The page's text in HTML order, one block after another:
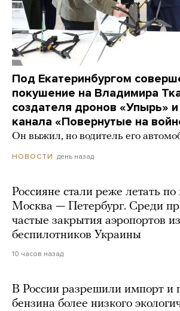
Под Екатеринбургом
покушение на Владимира
создателя дронов «Упырь»
канала «Повернутые на
Он выжил, но водитель его
НОВОСТИ день назад
Россияне стали реже летать
Москва — Петербург. Среди
частые закрытия аэропортов
беспилотников Украины
10 часов назад
В России разрешили импорт и
бензина более низкого